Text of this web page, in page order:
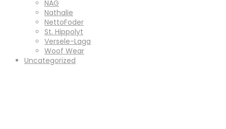
NAG
Nathalie
NettoFoder
St. Hippolyt
Versele-Laga
Woof Wear
Uncategorized